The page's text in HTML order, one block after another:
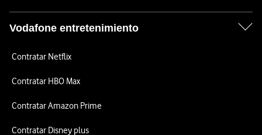
Vodafone entretenimiento
Contratar Netflix
Contratar HBO Max
Contratar Amazon Prime
Contratar Disney plus